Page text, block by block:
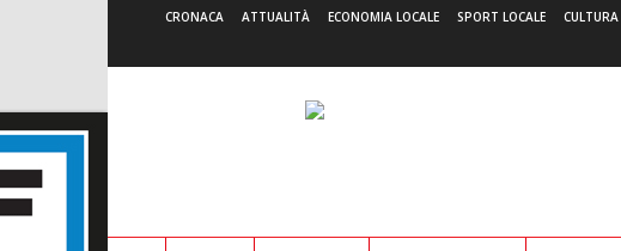
CRONACA ATTUALITÀ ECONOMIA LOCALE SPORT LOCALE